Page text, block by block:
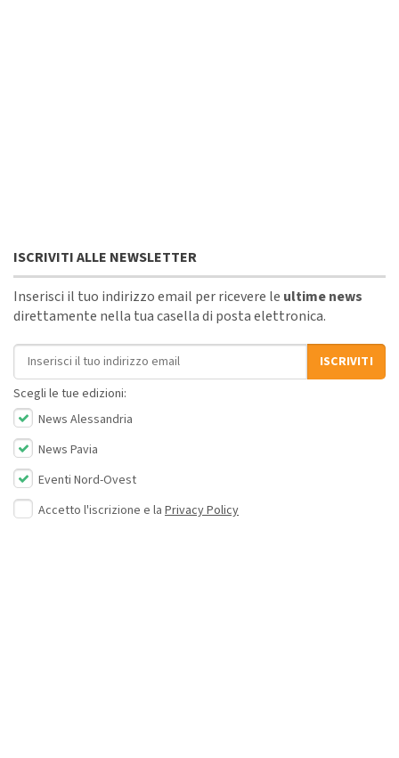
ISCRIVITI ALLE NEWSLETTER
Inserisci il tuo indirizzo email per ricevere le ultime news
direttamente nella tua casella di posta elettronica.
Indirizzo email
ISCRIVITI
Scegli le tue edizioni:
News Alessandria
News Pavia
Eventi Nord-Ovest
Accetto l'iscrizione e la Privacy Policy